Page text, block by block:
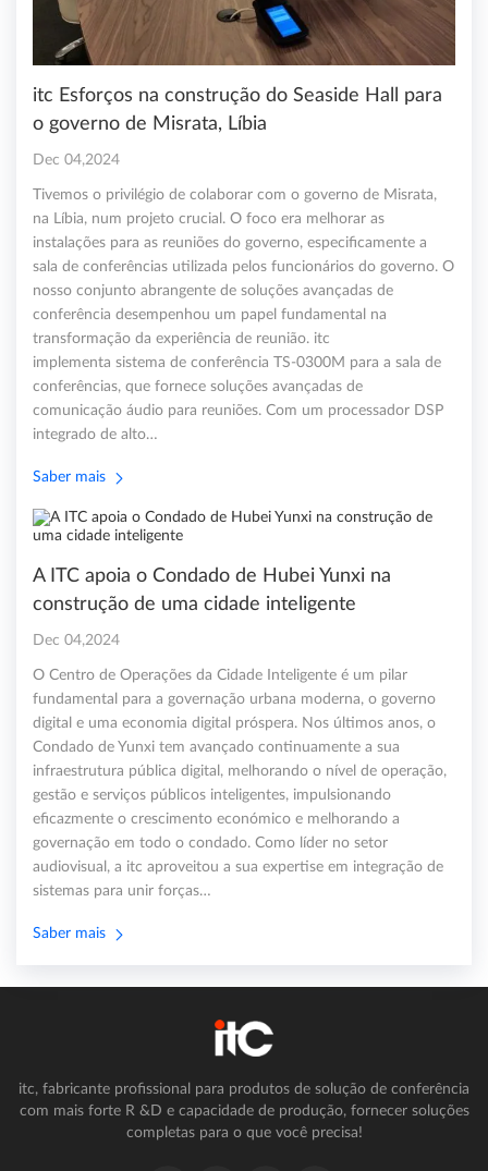
itc Esforços na construção do Seaside Hall para
o governo de Misrata, Líbia
Dec 04,2024
Tivemos o privilégio de colaborar com o governo de Misrata,
na Líbia, num projeto crucial. O foco era melhorar as
instalações para as reuniões do governo, especificamente a
sala de conferências utilizada pelos funcionários do governo. O
nosso conjunto abrangente de soluções avançadas de
conferência desempenhou um papel fundamental na
transformação da experiência de reunião. itc
implementa sistema de conferência TS-0300M para a sala de
conferências, que fornece soluções avançadas de
comunicação áudio para reuniões. Com um processador DSP
integrado de alto…
Saber mais
A ITC apoia o Condado de Hubei Yunxi na
construção de uma cidade inteligente
Dec 04,2024
O Centro de Operações da Cidade Inteligente é um pilar
fundamental para a governação urbana moderna, o governo
digital e uma economia digital próspera. Nos últimos anos, o
Condado de Yunxi tem avançado continuamente a sua
infraestrutura pública digital, melhorando o nível de operação,
gestão e serviços públicos inteligentes, impulsionando
eficazmente o crescimento económico e melhorando a
governação em todo o condado. Como líder no setor
audiovisual, a itc aproveitou a sua expertise em integração de
sistemas para unir forças…
Saber mais
itc, fabricante profissional para produtos de solução de conferência
com mais forte R &D e capacidade de produção, fornecer soluções
completas para o que você precisa!